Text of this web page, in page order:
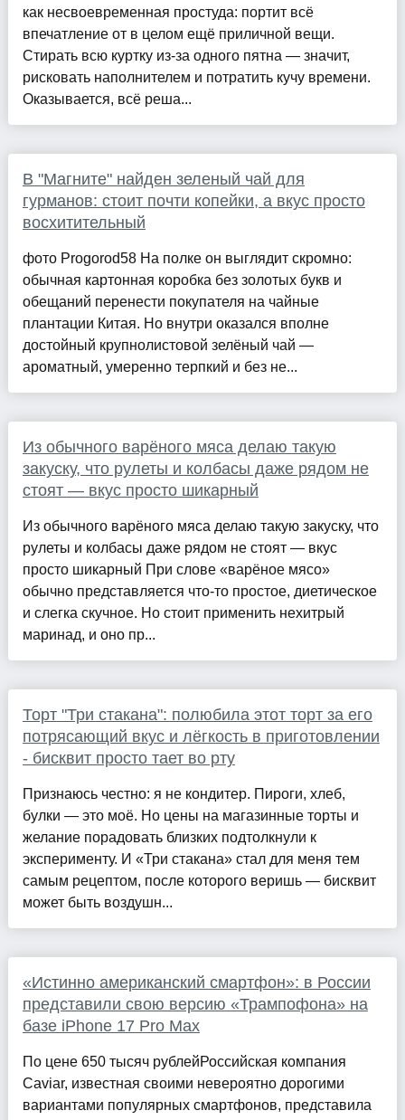
как несвоевременная простуда: портит всё
впечатление от в целом ещё приличной вещи.
Стирать всю куртку из-за одного пятна — значит,
рисковать наполнителем и потратить кучу времени.
Оказывается, всё реша...
В "Магните" найден зеленый чай для
гурманов: стоит почти копейки, а вкус просто
восхитительный
фото Progorod58 На полке он выглядит скромно:
обычная картонная коробка без золотых букв и
обещаний перенести покупателя на чайные
плантации Китая. Но внутри оказался вполне
достойный крупнолистовой зелёный чай —
ароматный, умеренно терпкий и без не...
Из обычного варёного мяса делаю такую
закуску, что рулеты и колбасы даже рядом не
стоят — вкус просто шикарный
Из обычного варёного мяса делаю такую закуску, что
рулеты и колбасы даже рядом не стоят — вкус
просто шикарный При слове «варёное мясо»
обычно представляется что-то простое, диетическое
и слегка скучное. Но стоит применить нехитрый
маринад, и оно пр...
Торт "Три стакана": полюбила этот торт за его
потрясающий вкус и лёгкость в приготовлении
- бисквит просто тает во рту
Признаюсь честно: я не кондитер. Пироги, хлеб,
булки — это моё. Но цены на магазинные торты и
желание порадовать близких подтолкнули к
эксперименту. И «Три стакана» стал для меня тем
самым рецептом, после которого веришь — бисквит
может быть воздушн...
«Истинно американский смартфон»: в России
представили свою версию «Трампофона» на
базе iPhone 17 Pro Max
По цене 650 тысяч рублейРоссийская компания
Caviar, известная своими невероятно дорогими
вариантами популярных смартфонов, представила